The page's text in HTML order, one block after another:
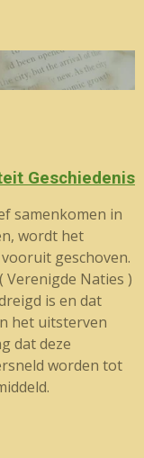
Geschiedenis
samenkomen in
wordt het
geschoven.
Verenigde Naties )
is en dat
het uitsterven
dat deze
worden tot